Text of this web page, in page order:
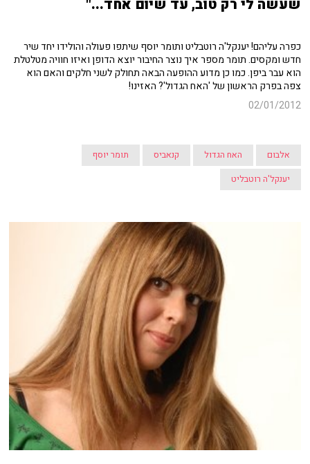
שעשה לי רק טוב, עד שיום אחד..."
כפרה עליהם! יענקל'ה רוטבליט ותומר יוסף שיתפו פעולה והולידו יחד שיר
חדש ומקסים. תומר מספר איך נוצר החיבור יוצא הדופן ואיזו חוויה מטלטלת
הוא עבר ביפן. כמו כן מדוע ההופעה הבאה תחולק לשני חלקים והאם הוא
צפה בפרק הראשון של 'האח הגדול'? האזינו!
02/01/2012
אלבום האח הגדול קנאביס
תומר יוסף
יענקל'ה רוטבליט